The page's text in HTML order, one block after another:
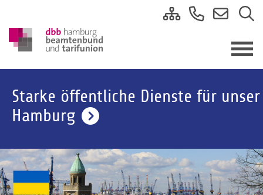
Starke öffentliche Dienste für unser
Hamburg